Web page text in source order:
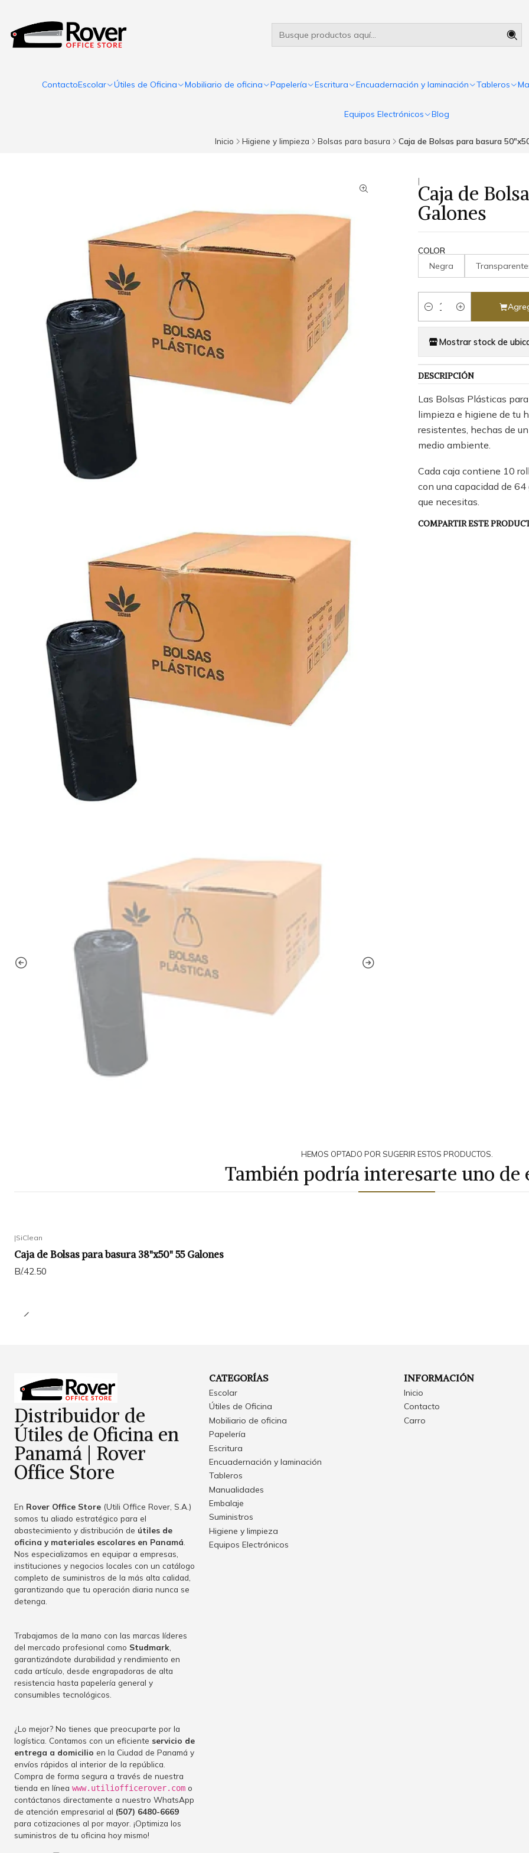
ContactoEscolar Útiles de Oficina Mobiliario de oficina Papelería Escritura Encuadernación y laminación Tableros
Equipos Electrónicos Blog
Inicio Higiene y limpieza Bolsas para basura Caja de Bolsas para basura
|
Caja de
Galones
COLOR
Negra
Cantidad
Mostrar stock de
DESCRIPCIÓN
Las Bolsas Plásticas
limpieza e higiene de tu
resistentes, hechas de
medio ambiente.
Cada caja contiene 10
con una capacidad de
que necesitas.
COMPARTIR ESTE
HEMOS OPTADO POR SUGERIR ESTOS PRODUCTOS.
También podría interesarte uno de
|SiClean
Caja de Bolsas para basura 38"x50" 55 Galones
B/.42.50
Distribuidor de
Útiles de Oficina en
Panamá | Rover
Office Store
En Rover Office Store (Utili Office Rover, S.A.)
somos tu aliado estratégico para el
abastecimiento y distribución de útiles de
oficina y materiales escolares en Panamá
Nos especializamos en equipar a empresas,
instituciones y negocios locales con un catálogo
completo de suministros de la más alta calidad,
garantizando que tu operación diaria nunca se
detenga.
Trabajamos de la mano con las marcas líderes
del mercado profesional como Studmark
garantizándote durabilidad y rendimiento en
cada artículo, desde engrapadoras de alta
resistencia hasta papelería general y
consumibles tecnológicos.
¿Lo mejor? No tienes que preocuparte por la
logística. Contamos con un eficiente servicio de
entrega a domicilio en la Ciudad de Panamá y
envíos rápidos al interior de la república.
Compra de forma segura a través de nuestra
tienda en línea www.utiliofficerover.com o
contáctanos directamente a nuestro WhatsApp
de atención empresarial al (507) 6480-6669
para cotizaciones al por mayor. ¡Optimiza los
suministros de tu oficina hoy mismo!
CATEGORÍAS
Escolar
Útiles de Oficina
Mobiliario de oficina
Papelería
Escritura
Encuadernación y laminación
Tableros
Manualidades
Embalaje
Suministros
Higiene y limpieza
Equipos Electrónicos
INFORMACIÓN
Inicio
Contacto
Carro